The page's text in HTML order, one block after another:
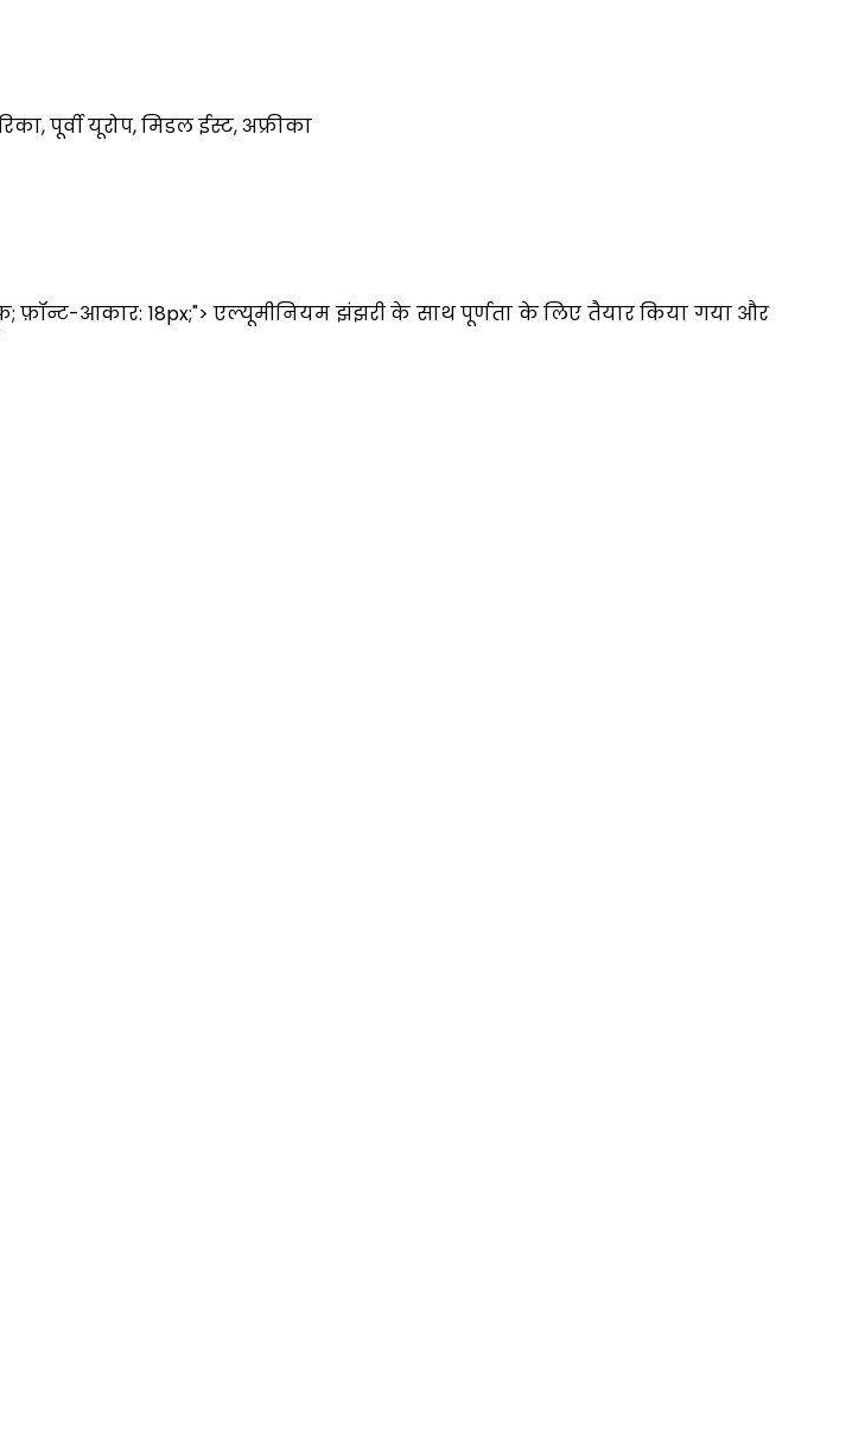
पूर्वी यूरोप, मिडल ईस्ट, अफ्रीका
फ़ॉन्ट-आकार: 18px;"> एल्यूमीनियम झंझरी के साथ पूर्णता के लिए तैयार किया गया और